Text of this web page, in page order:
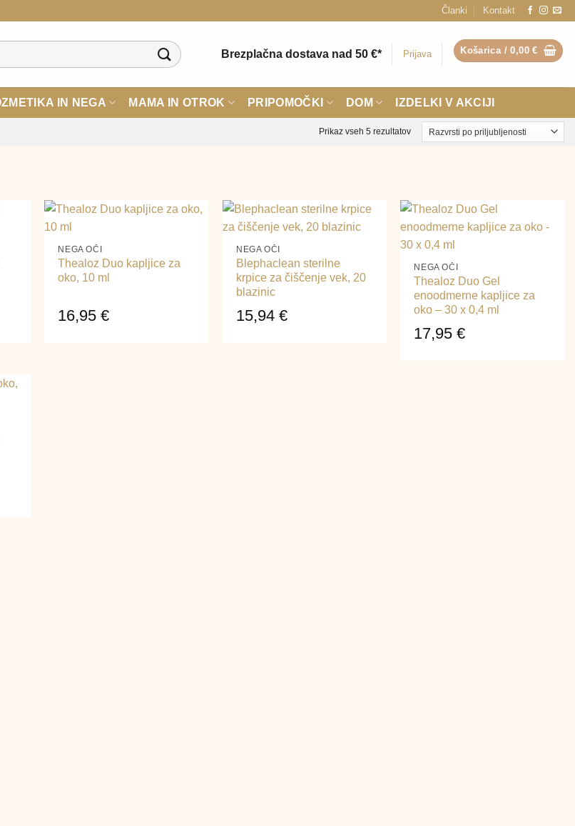
Članki Kontakt
Brezplačna dostava nad 50 €* Prijava Košarica /0,00€
IN NEGA MAMA IN OTROK PRIPOMOČKI DOM IZDELKI V AKCIJI
Prikaz vseh 5 rezultatovRazvrščeno
NEGA OČI
Thealoz Duo kapljice za
oko, 10 ml
16,95€
+
NEGA OČI
Blephaclean sterilne
krpice za čiščenje vek, 20
blazinic
15,94 €
NEGA OČI
Thealoz Duo Gel
enoodmerne kapljice za
oko – 30 x 0,4 ml
17,95€